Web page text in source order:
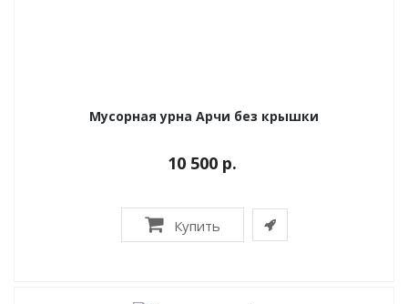
Мусорная урна Арчи без крышки
10 500 р.
Купить